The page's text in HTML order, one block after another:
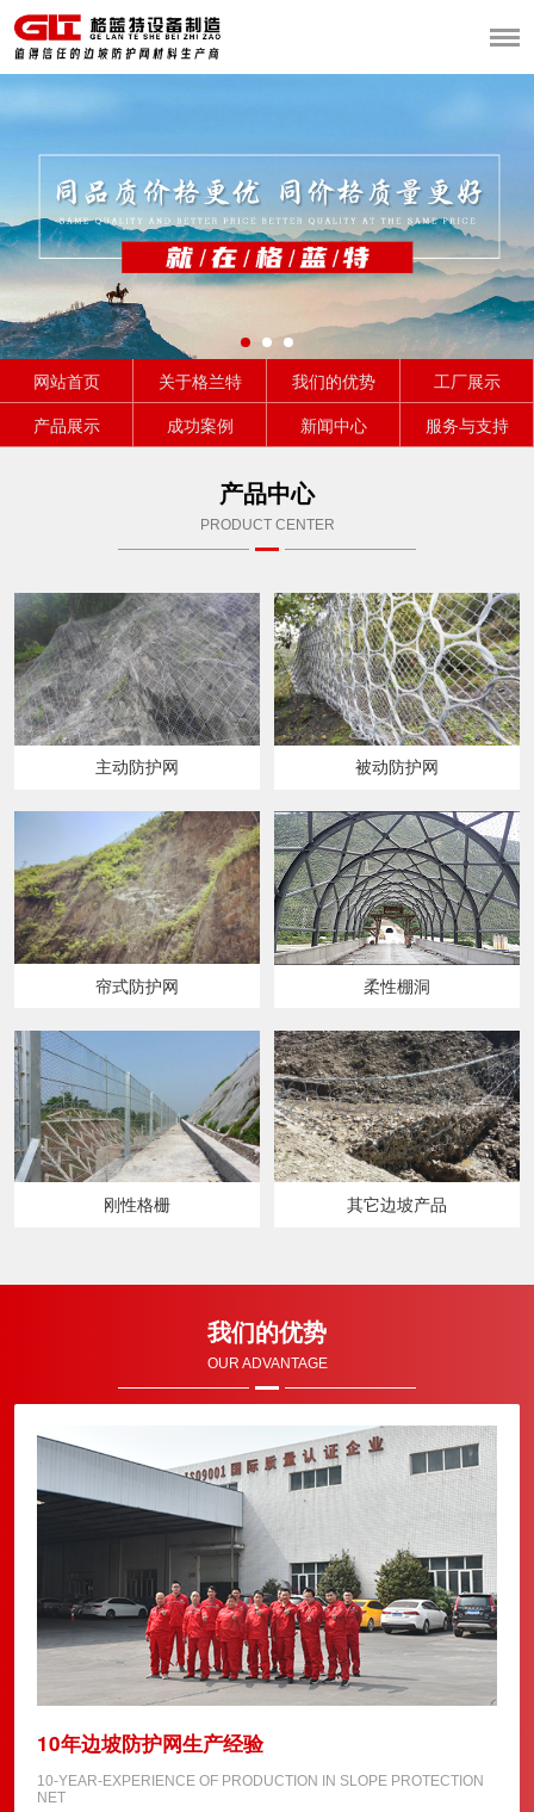
网站首页 关于格兰特 我们的优势
工厂展示
产品展示
成功案例 新闻中心 服务与支持
产品中心
PRODUCT CENTER
主动防护网 被动防护网
帘式防护网 柔性棚洞
刚性格栅 其它边坡产品
我们的优势
OUR ADVANTAGE
10年边坡防护网生产经验
10-YEAR-EXPERIENCE OF PRODUCTION IN SLOPE PROTECTION
NET